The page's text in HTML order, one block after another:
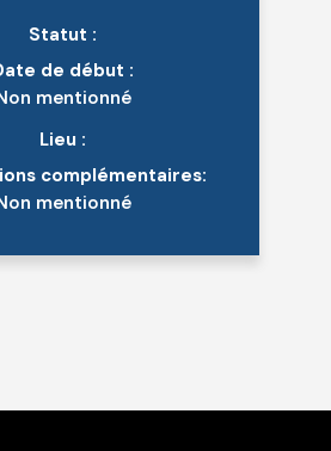
Statut :
de début :
mentionné
Lieu :
complémentaires:
mentionné